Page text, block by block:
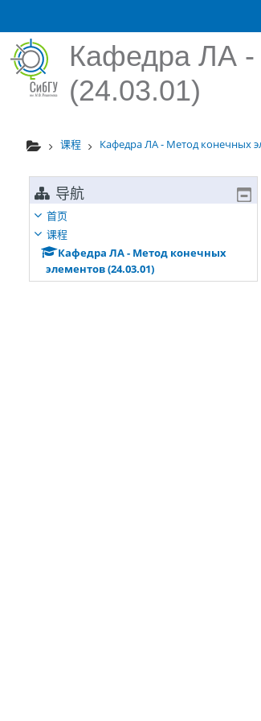
Кафедра ЛА -
(24.03.01)
课程 Кафедра ЛА - Метод конечных
导航
首页
课程
Кафедра ЛА - Метод конечных
элементов (24.03.01)